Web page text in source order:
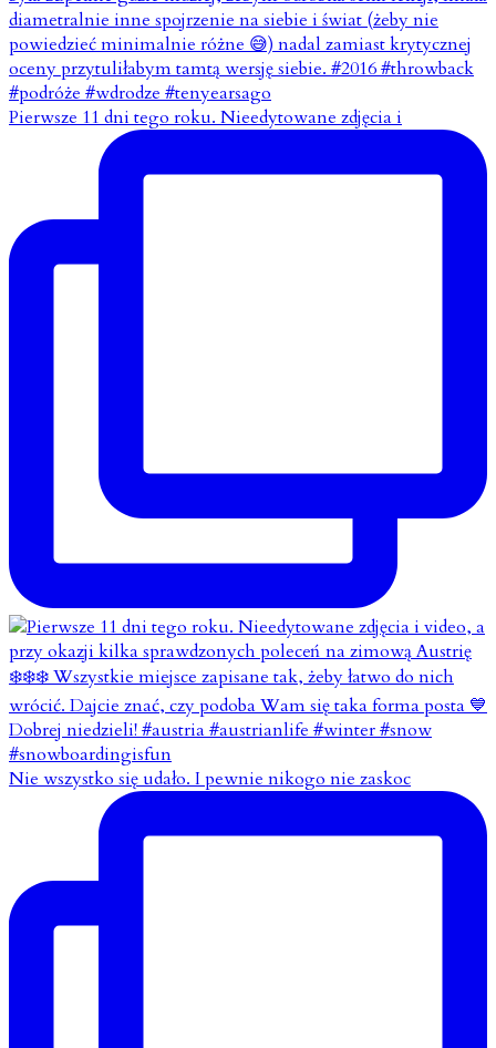
Pierwsze 11 dni tego roku. Nieedytowane zdjęcia i
Nie wszystko się udało. I pewnie nikogo nie zaskoc